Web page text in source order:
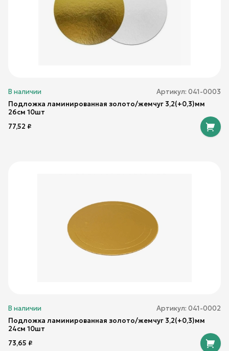
В наличии Артикул: 041-0003
Подложка ламинированная золото/жемчуг 3,2(+0,3)мм
26см 10шт
77,52 ₽
В наличии Артикул: 041-0002
Подложка ламинированная золото/жемчуг 3,2(+0,3)мм
24см 10шт
73,65 ₽